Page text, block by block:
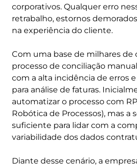
corporativos. Qualquer erro
retrabalho, estornos
na experiência do cliente.
Com uma base de milhares de
processo de conciliação
com a alta incidência de erros
para análise de faturas.
automatizar o processo com
Robótica de Processos), mas a
suficiente para lidar com a
variabilidade dos dados
Diante desse cenário, a